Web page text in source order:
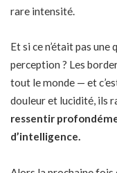
rare intensité.
Et si ce n’était pas
perception ? Les
tout le monde — et
douleur et lucidité, ils
ressentir
d’intelligence.